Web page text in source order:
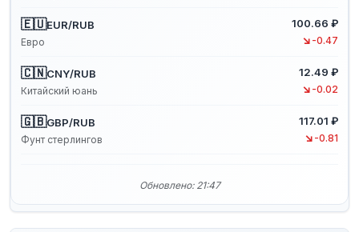
🇪🇺EUR/RUB
Евро
100.66 ₽
↘ -0.47
🇨🇳CNY/RUB
Китайский юань
12.49 ₽
↘ -0.02
🇬🇧GBP/RUB
Фунт стерлингов
117.01 ₽
↘ -0.81
Обновлено: 21:47